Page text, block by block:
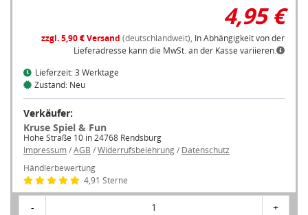
4,95 €
zzgl. 5,90 € Versand (deutschlandweit), In Abhängigkeit von der
Lieferadresse kann die MwSt. an der Kasse variieren.
Lieferzeit: 3 Werktage
Zustand: Neu
Verkäufer:
Kruse Spiel & Fun
Hohe Straße 10 in 24768 Rendsburg
Impressum/AGB /Widerrufsbelehrung/ Datenschutz
Händlerbewertung
4,91 Sterne
- 1 +